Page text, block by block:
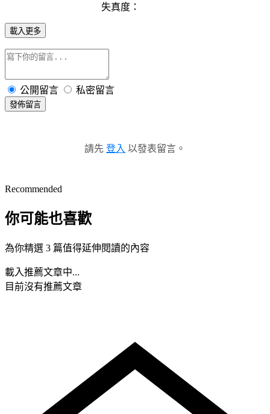
失真度：
載入更多
公開留言 私密留言
發佈留言
請先 登入 以發表留言。
Recommended
你可能也喜歡
為你精選 3 篇值得延伸閱讀的內容
載入推薦文章中...
目前沒有推薦文章